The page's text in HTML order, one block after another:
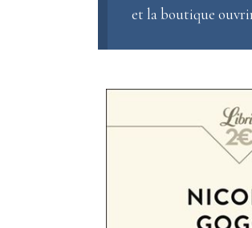
et la boutique